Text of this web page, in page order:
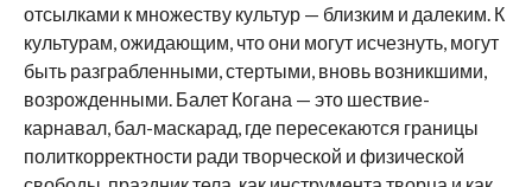
отсылками к множеству культур — близким и далеким. К
культурам, ожидающим, что они могут исчезнуть, могут
быть разграбленными, стертыми, вновь возникшими,
возрожденными. Балет Когана — это шествие-
карнавал, бал-маскарад, где пересекаются границы
политкорректности ради творческой и физической